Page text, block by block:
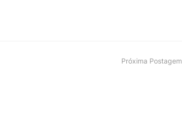
Próxima Postagem